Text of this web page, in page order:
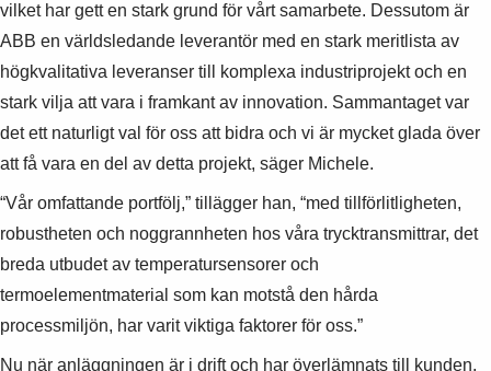
vilket har gett en stark grund för vårt samarbete. Dessutom är
ABB en världsledande leverantör med en stark meritlista av
högkvalitativa leveranser till komplexa industriprojekt och en
stark vilja att vara i framkant av innovation. Sammantaget var
det ett naturligt val för oss att bidra och vi är mycket glada över
att få vara en del av detta projekt, säger Michele.
“Vår omfattande portfölj,” tillägger han, “med tillförlitligheten,
robustheten och noggrannheten hos våra trycktransmittrar, det
breda utbudet av temperatursensorer och
termoelementmaterial som kan motstå den hårda
processmiljön, har varit viktiga faktorer för oss.”
Nu när anläggningen är i drift och har överlämnats till kunden,